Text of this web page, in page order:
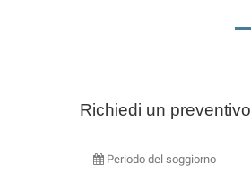
Richiedi un preventivo